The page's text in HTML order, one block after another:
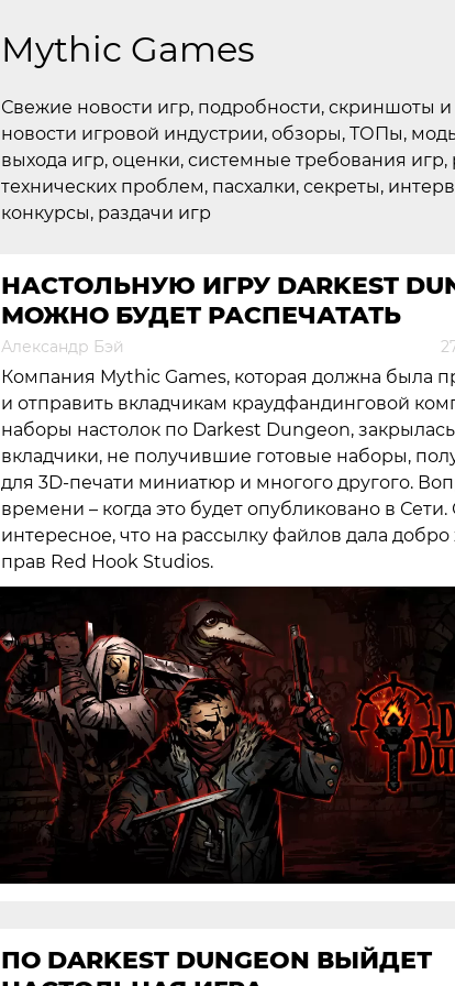
Mythic Games
Свежие новости игр, подробности, скриншоты и
новости игровой индустрии, обзоры, ТОПы,
выхода игр, оценки, системные требования
технических проблем, пасхалки, секреты,
конкурсы, раздачи игр
НАСТОЛЬНУЮ ИГРУ DARKEST
МОЖНО БУДЕТ РАСПЕЧАТАТЬ
Александр Бэй
Компания Mythic Games, которая должна была
и отправить вкладчикам краудфандинговой
наборы настолок по Darkest Dungeon,
вкладчики, не получившие готовые наборы,
для 3D-печати миниатюр и многого другого.
времени – когда это будет опубликовано в Сети.
интересное, что на рассылку файлов дала добро
прав Red Hook Studios.
ПО DARKEST DUNGEON ВЫЙДЕТ